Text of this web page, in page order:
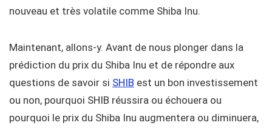
nouveau et très volatile comme Shiba Inu.
Maintenant, allons-y. Avant de nous plonger dans la
prédiction du prix du Shiba Inu et de répondre aux
questions de savoir si SHIB est un bon investissement
ou non, pourquoi SHIB réussira ou échouera ou
pourquoi le prix du Shiba Inu augmentera ou diminuera,